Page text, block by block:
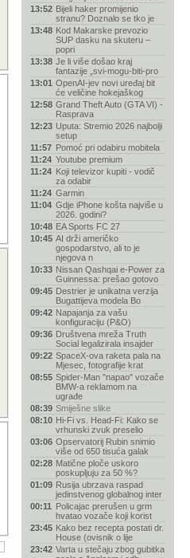
13:52 Bijeli haker promijenio
stranu? Doznalo se tko je
13:48 Kod Makarske prevozio
SUP dasku na skuteru –
popri
13:38 Je li više došao kraj
fantazije „svi-mogu-biti-pro
13:01 OpenAI-jev novi uređaj bit
će veličine hokejaškog
12:58 Grand Theft Auto (GTA VI) -
Rasprava
12:23 Uputa: Stremio 2026 najbolji
setup
11:57 Pomoć pri odabiru mobitela
11:24 Youtube premium
11:24 Koji televizor kupiti - vodič
za odabir
11:24 Garmin
11:04 Gdje iPhone košta najviše u
2026. godini?
10:48 EA Sports FC 27
10:45 AI drži američko
gospodarstvo, ali to je
njegova n
10:33 Nissan Qashqai e-Power za
Guinnessa: prešao gotovo
09:45 Destrier je unikatna verzija
Bugattijeva modela Bo
09:42 Napajanja za vašu
konfiguraciju (P&O)
09:36 Društvena mreža Truth
Social legalizirala insajder
09:22 SpaceX-ova raketa pala na
Mjesec, fotografije krat
08:55 Spider-Man "napao" vozače
BMW-a reklamom na
ugrađe
08:39 Smiješne slike
08:10 Hi-Fi vs. Head-Fi: Kako se
vrhunski zvuk preselio
03:06 Opservatorij Rubin snimio
više od 650 tisuća galak
02:28 Matične ploče uskoro
poskupljuju za 50 %?
01:09 Rusija ubrzava raspad
jedinstvenog globalnog inter
00:11 Policajac prerušen u grm
hvatao vozače koji korist
23:45 Kako bez recepta postati dr.
House (ovisnik o lije
23:42 Varta u stečaju zbog gubitka